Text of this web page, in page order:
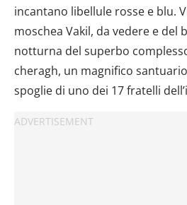
incantano libellule rosse e blu.
moschea Vakil, da vedere e del
notturna del superbo
cheragh, un magnifico
spoglie di uno dei 17 fratelli